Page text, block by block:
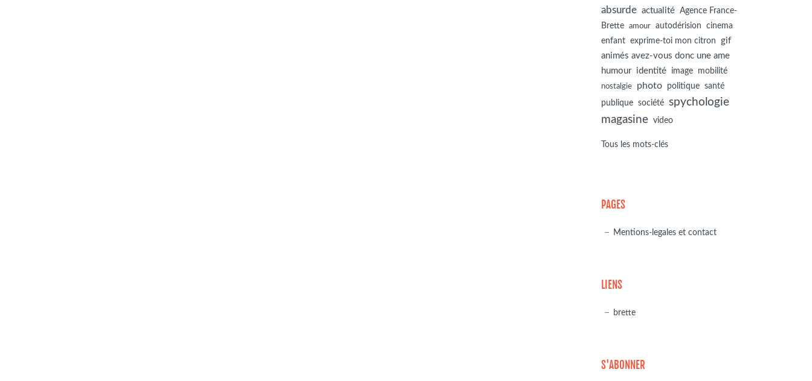
absurde actualité Agence France-
Brette
amour autodérision
cinema
enfant exprime-toi mon citron
gif
animés avez-vous donc une ame
humour identité image mobilité
nostalgie photo politique santé
publique société spychologie
magasine video
Tous les mots-clés
PAGES
Mentions-legales et contact
LIENS
brette
S'ABONNER